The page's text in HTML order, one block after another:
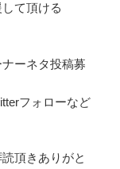
て頂ける
ーネタ投稿募
フォローなど
頂きありがと